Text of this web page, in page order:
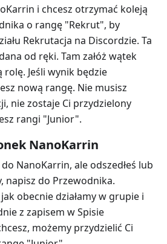
i chcesz otrzymać koleją
o rangę "Rekrut", by
Rekrutacja na Discordzie. Ta
od ręki. Tam załóż wątek
Jeśli wynik będzie
nową rangę. Nie musisz
nie zostaje Ci przydzielony
rangi "Junior".
NanoKarrin
do NanoKarrin, ale odszedłeś lub
napisz do Przewodnika.
obecnie działamy w grupie i
z zapisem w Spisie
możemy przydzielić Ci